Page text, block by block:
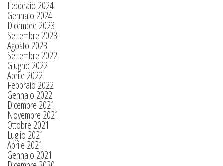
Febbraio 2024
Gennaio 2024
Dicembre 2023
Settembre 2023
Agosto 2023
Settembre 2022
Giugno 2022
Aprile 2022
Febbraio 2022
Gennaio 2022
Dicembre 2021
Novembre 2021
Ottobre 2021
Luglio 2021
Aprile 2021
Gennaio 2021